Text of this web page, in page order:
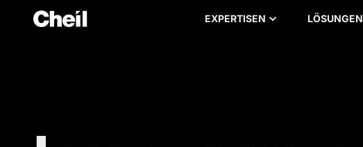
EXPERTISEN LÖSUNGEN